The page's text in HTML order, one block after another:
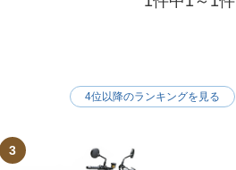
3
4位以降のランキングを見る